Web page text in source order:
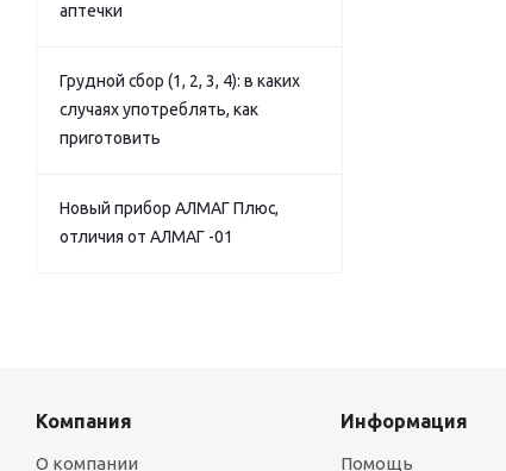
аптечки
Грудной сбор (1, 2, 3, 4): в каких
случаях употреблять, как
приготовить
Новый прибор АЛМАГ Плюс,
отличия от АЛМАГ -01
Компания
О компании
Информация
Помощь